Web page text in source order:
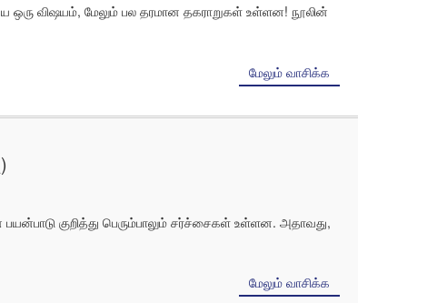
ஒரு விஷயம், மேலும் பல தரமான தகராறுகள் உள்ளன! நூலின்
மேலும் வாசிக்க
குறித்து பெரும்பாலும் சர்ச்சைகள் உள்ளன. அதாவது,
மேலும் வாசிக்க